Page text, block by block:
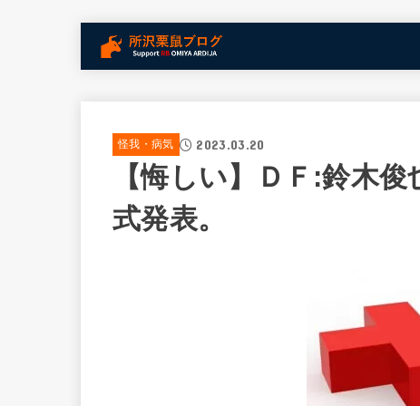
怪我・病気 2023.03.20
【悔しい】ＤＦ:鈴木
式発表。